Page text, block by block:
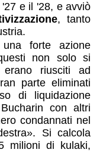
e il '28, e avviò
, tanto
forte azione
non solo si
riusciti ad
parte eliminati
di liquidazione
con altri
condannati nel
. Si calcola
milioni di kulaki,